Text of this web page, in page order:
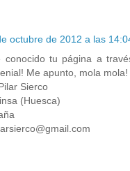
octubre de 2012 a las
conocido tu página a
Me apunto, mola mola!
Sierco
(Huesca)